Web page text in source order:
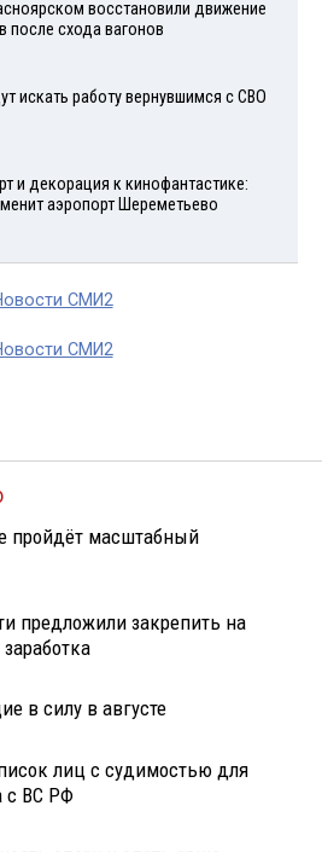
восстановили движение
после схода вагонов
искать работу вернувшимся с СВО
и декорация к кинофантастике:
аэропорт Шереметьево
СМИ2
СМИ2
пройдёт масштабный
предложили закрепить на
в силу в августе
лиц с судимостью для
с ВС РФ